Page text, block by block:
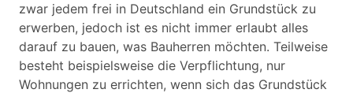
zwar jedem frei in Deutschland ein Grundstück zu
erwerben, jedoch ist es nicht immer erlaubt alles
darauf zu bauen, was Bauherren möchten. Teilweise
besteht beispielsweise die Verpflichtung, nur
Wohnungen zu errichten, wenn sich das Grundstück